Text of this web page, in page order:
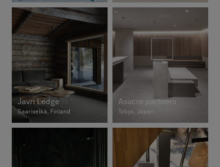
Javri Lodge
Saariselkä, Finland
Asucre partners
Tokyo, Japan